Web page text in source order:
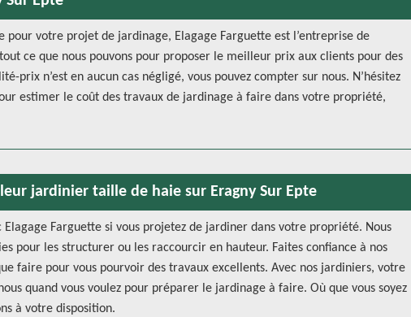
pour votre projet de jardinage, Elagage Farguette est l’entreprise de
ce que nous pouvons pour proposer le meilleur prix aux clients pour des
prix n’est en aucun cas négligé, vous pouvez compter sur nous. N’hésitez
estimer le coût des travaux de jardinage à faire dans votre propriété,
jardinier taille de haie sur Eragny Sur Epte
Elagage Farguette si vous projetez de jardiner dans votre propriété. Nous
pour les structurer ou les raccourcir en hauteur. Faites confiance à nos
faire pour vous pourvoir des travaux excellents. Avec nos jardiniers, votre
quand vous voulez pour préparer le jardinage à faire. Où que vous soyez
à votre disposition.